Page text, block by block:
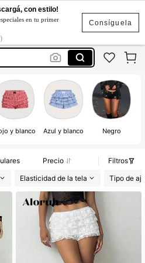
Consíguela
con estilo!
en tu primer
y blanco Azul y blanco Negro
Precio
Filtros
Elasticidad de la tela Tipo de